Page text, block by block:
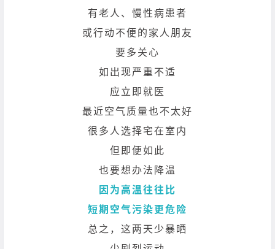
有老人、慢性病患者
或行动不便的家人朋友
要多关心
如出现严重不适
应立即就医
最近空气质量也不太好
很多人选择宅在室内
但即便如此
也要想办法降温
因为高温往往比
短期空气污染更危险
总之，这两天少暴晒